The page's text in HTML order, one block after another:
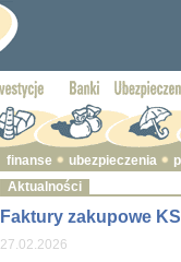
finanse ubezpieczenia
Aktualności
Faktury zakupowe
27.02.2026